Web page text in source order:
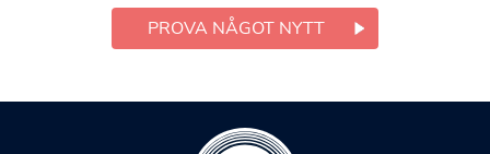
PROVA NÅGOT NYTT